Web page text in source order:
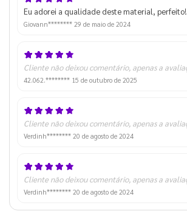
Eu adorei a qualidade deste material, perfeito!
Giovann******** 29 de maio de 2024
Cliente não deixou comentário, apenas a
42.062.******** 15 de outubro de 2025
Cliente não deixou comentário, apenas a
Verdinh******** 20 de agosto de 2024
Cliente não deixou comentário, apenas a
Verdinh******** 20 de agosto de 2024